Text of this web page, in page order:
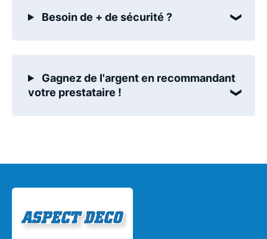
Besoin de + de sécurité ?
Gagnez de l'argent en recommandant
votre prestataire !